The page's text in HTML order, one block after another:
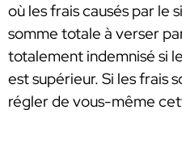
où les frais causés par le
somme totale à verser
totalement indemnisé si
est supérieur. Si les frais
régler de vous-même